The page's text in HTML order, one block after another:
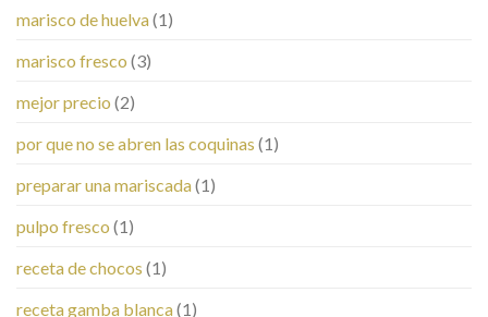
marisco de huelva(1)
marisco fresco (3)
mejor precio (2)
por que no se abren las coquinas (1)
preparar una mariscada(1)
pulpo fresco (1)
receta de chocos (1)
receta gamba blanca(1)